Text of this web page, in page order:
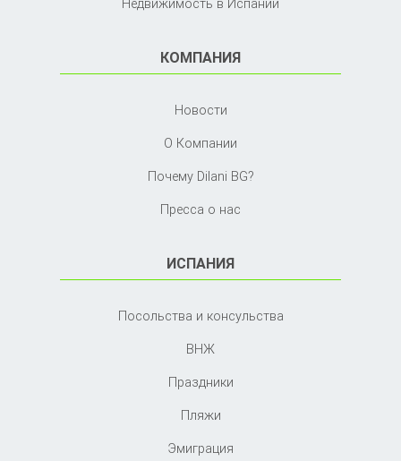
Недвижимость в Испании
КОМПАНИЯ
Новости
О Компании
Почему Dilani BG?
Пресса о нас
ИСПАНИЯ
Посольства и консульства
ВНЖ
Праздники
Пляжи
Эмиграция